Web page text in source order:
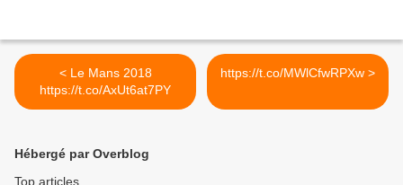
< Le Mans 2018
https://t.co/AxUt6at7PY
https://t.co/MWlCfwRPXw >
Hébergé par Overblog
Top articles